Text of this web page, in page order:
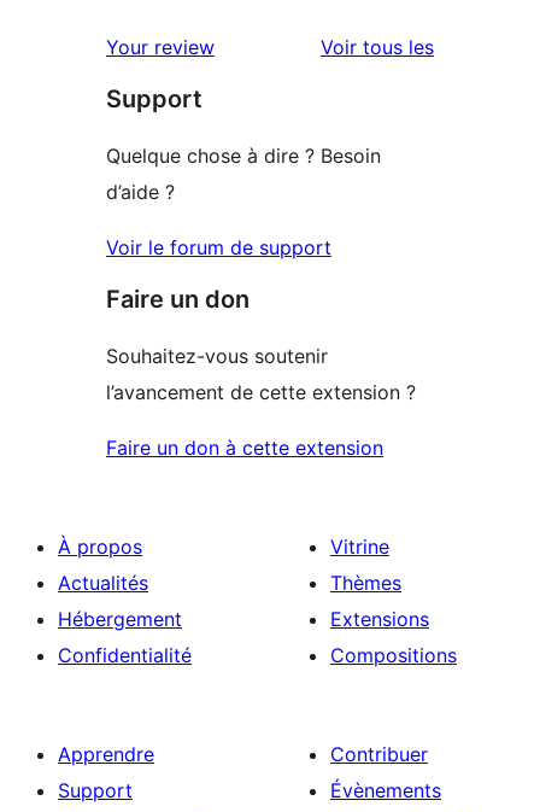
Your review Voir tous lesavis
Support
Quelque chose à dire ? Besoin
d’aide ?
Voir le forum de support
Faire un don
Souhaitez-vous soutenir
l’avancement de cette extension ?
Faire un don à cette extension
À propos
Actualités
Hébergement
Confidentialité
Vitrine
Thèmes
Extensions
Compositions
Apprendre
Support
Contribuer
Évènements